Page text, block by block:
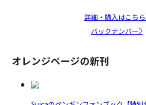
詳細・購入はこちら
バックナンバー
オレンジページの新刊